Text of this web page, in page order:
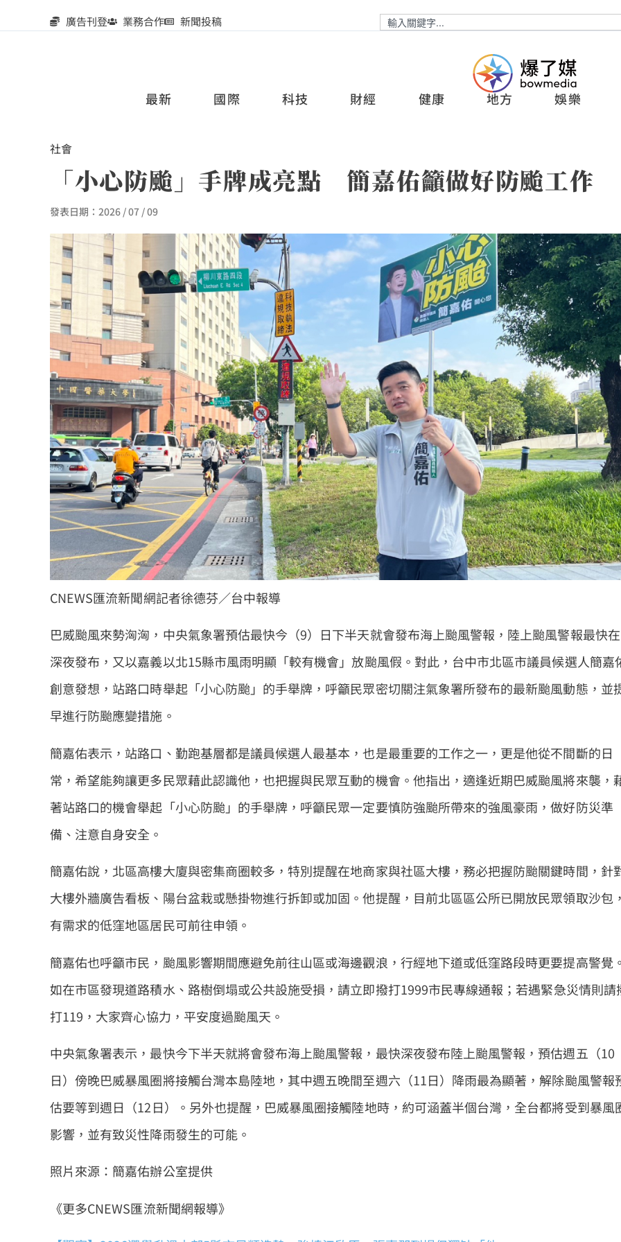
廣告刊登 業務合作 新聞投稿
最新 國際 科技 財經 健康 地方 娛樂
社會
「小心防颱」手牌成亮點 簡嘉佑籲做好防颱工作
發表日期： 2026 / 07 / 09
CNEWS匯流新聞網記者徐德芬／台中報導
巴威颱風來勢洶洶，中央氣象署預估最快今（9）日下半天就會發布海上颱風警報，陸上颱風警報最快在
深夜發布，又以嘉義以北15縣市風雨明顯「較有機會」放颱風假。對此，台中市北區市議員候選人簡嘉
創意發想，站路口時舉起「小心防颱」的手舉牌，呼籲民眾密切關注氣象署所發布的最新颱風動態，並
早進行防颱應變措施。
簡嘉佑表示，站路口、勤跑基層都是議員候選人最基本，也是最重要的工作之一，更是他從不間斷的日
常，希望能夠讓更多民眾藉此認識他，也把握與民眾互動的機會。他指出，適逢近期巴威颱風將來襲，
著站路口的機會舉起「小心防颱」的手舉牌，呼籲民眾一定要慎防強颱所帶來的強風豪雨，做好防災準
備、注意自身安全。
簡嘉佑說，北區高樓大廈與密集商圈較多，特別提醒在地商家與社區大樓，務必把握防颱關鍵時間，針
大樓外牆廣告看板、陽台盆栽或懸掛物進行拆卸或加固。他提醒，目前北區區公所已開放民眾領取沙包，
有需求的低窪地區居民可前往申領。
簡嘉佑也呼籲市民，颱風影響期間應避免前往山區或海邊觀浪，行經地下道或低窪路段時更要提高警覺。
如在市區發現道路積水、路樹倒塌或公共設施受損，請立即撥打1999市民專線通報；若遇緊急災情則請
打119，大家齊心協力，平安度過颱風天。
中央氣象署表示，最快今下半天就將會發布海上颱風警報，最快深夜發布陸上颱風警報，預估週五（10
日）傍晚巴威暴風圈將接觸台灣本島陸地，其中週五晚間至週六（11日）降雨最為顯著，解除颱風警報
估要等到週日（12日）。另外也提醒，巴威暴風圈接觸陸地時，約可涵蓋半個台灣，全台都將受到暴風
影響，並有致災性降雨發生的可能。
照片來源：簡嘉佑辦公室提供
《更多CNEWS匯流新聞網報導》